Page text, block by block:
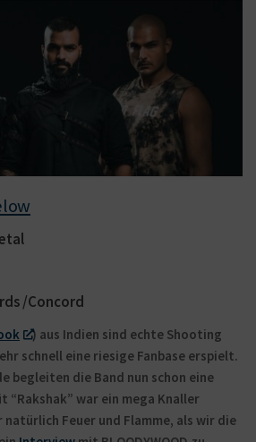
/Concord
) aus Indien sind echte Shooting
schnell eine riesige Fanbase erspielt.
begleiten die Band nun schon eine
“Rakshak” war ein mega Knaller
natürlich Feuer und Flamme, als wir die